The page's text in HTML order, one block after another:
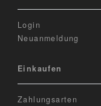
Login
Neuanmeldung
Einkaufen
Zahlungsarten